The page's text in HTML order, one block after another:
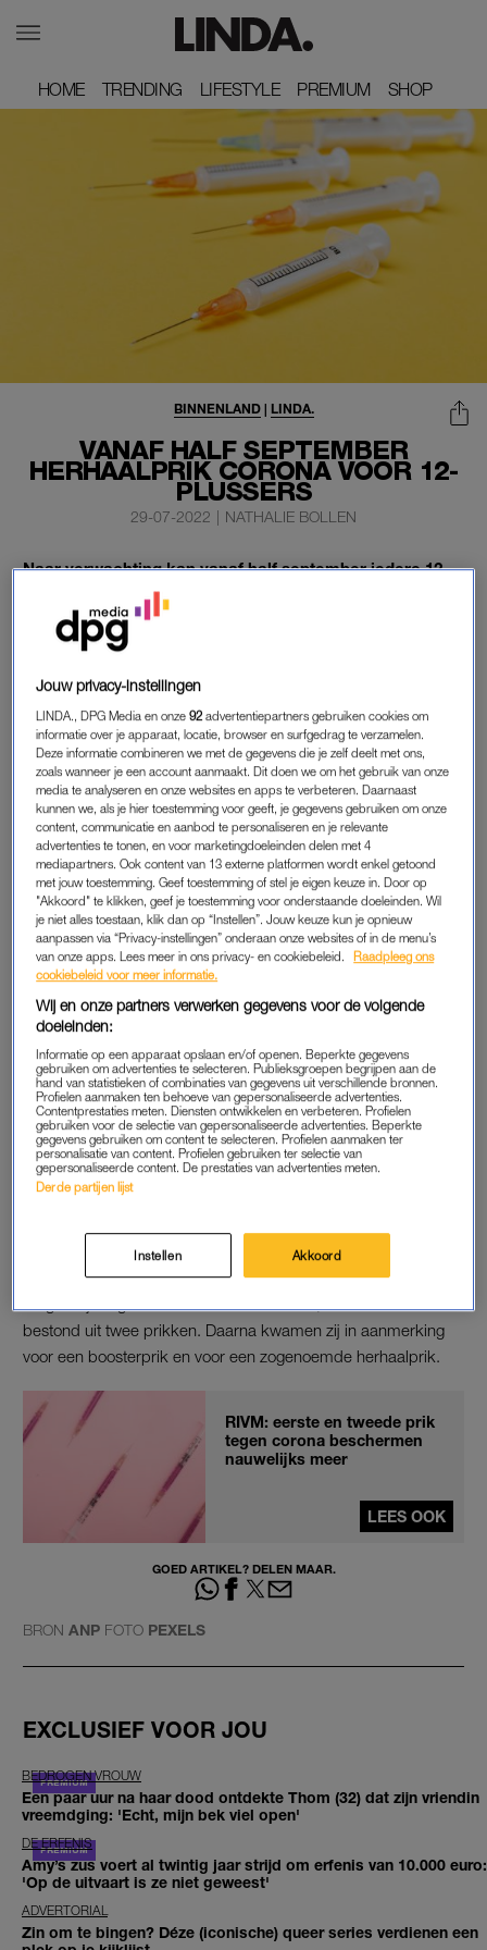
HOME
HOME TRENDING
TRENDING LIFESTYLE
LIFESTYLE PREMIUM
PREMIUM SHOP
SHOP
VANAF HALF SEPTEMBER
HERHAALPRIK CORONA VOOR 12-
PLUSSERS
BINNENLAND| LINDA.
29-07-2022 | NATHALIE BOLLEN
Naar verwachting kan vanaf half september iedere 12-
plusser een herhaalprik tegen het coronavirus krijgen,
schrijft zorgminister Ernst Kuipers in een brief aan de
Tweede Kamer.
Eerst zijn zorgmedewerkers met patiëntencontact en mensen
met een verhoogd medisch risico aan de beurt en daarna mag
de rest.
HERHAALPRIK
Volgens Kuipers is de herhaalprik nodig om de bescherming
tegen de ziekte en sterfte op peil te houden. Het kabinet houdt
rekening met een nieuwe coronagolf in het najaar.
Waarschijnlijk prikt men meteen geüpdatet vaccin, als blijkt
dat deze beter beschermt dan de huidige vaccins. Deze prik
moet eerst nog geregistreerd worden door het Europees
Geneesmiddelenbureau (EMA).
VACCINATIERONDE
Het Outbreak Management Team (OMT) adviseerde het
kabinet over te gaan tot een volgende vaccinatieronde. Een
toename van het aantal infecties kan druk op de zorg
ontwrichting zorgen.
Voor 60-plussers is het mogelijk al de vijfde coronaprik. Eerst
bestond uit twee prikken. Daarna kwamen zij in aanmerking
voor een boosterprik en voor een zogenoemde herhaalprik.
RIVM: eerste en tweede prik
tegen corona beschermen
nauwelijks meer
LEES OOK
GOED ARTIKEL? DELEN MAAR.
BRON ANP FOTO PEXELS
EXCLUSIEF VOOR JOU
BEDROGEN VROUW
Een paar uur na haar dood ontdekte Thom (32) dat zijn vriendin
vreemdging: 'Echt, mijn bek viel open'
DE ERFENIS
Amy’s zus voert al twintig jaar strijd om erfenis van 10.000 euro:
'Op de uitvaart is ze niet geweest'
ADVERTORIAL
Zin om te bingen? Déze (iconische) queer series verdienen een
Jouw privacy-instellingen
LINDA., DPG Media en onze92 advertentiepartners gebruiken cookies om
informatie over je apparaat, locatie, browser en surfgedrag te verzamelen.
Deze informatie combineren we met de gegevens die je zelf deelt met ons,
zoals wanneer je een account aanmaakt. Dit doen we om het gebruik van onze
media te analyseren en onze websites en apps te verbeteren. Daarnaast
kunnen we, als je hier toestemming voor geeft, je gegevens gebruiken om onze
content, communicatie en aanbod te personaliseren en je relevante
advertenties te tonen, en voor marketingdoeleinden delen met 4
mediapartners. Ook content van 13 externe platformen wordt enkel getoond
met jouw toestemming. Geef toestemming of stel je eigen keuze in. Door op
"Akkoord" te klikken, geef je toestemming voor onderstaande doeleinden. Wil
je niet alles toestaan, klik dan op “Instellen”. Jouw keuze kun je opnieuw
aanpassen via “Privacy-instellingen” onderaan onze websites of in de menu’s
van onze apps. Lees meer in ons privacy- en cookiebeleid.
Raadpleeg ons
cookiebeleid voor meer informatie.
Wij en onze partners verwerken gegevens voor de volgende
doeleinden:
Informatie op een apparaat opslaan en/of openen. Beperkte gegevens
gebruiken om advertenties te selecteren. Publieksgroepen begrijpen aan de
hand van statistieken of combinaties van gegevens uit verschillende bronnen.
Profielen aanmaken ten behoeve van gepersonaliseerde advertenties.
Contentprestaties meten. Diensten ontwikkelen en verbeteren. Profielen
gebruiken voor de selectie van gepersonaliseerde advertenties. Beperkte
gegevens gebruiken om content te selecteren. Profielen aanmaken ter
personalisatie van content. Profielen gebruiken ter selectie van
gepersonaliseerde content. De prestaties van advertenties meten.
Derde partijen lijst
Instellen Akkoord